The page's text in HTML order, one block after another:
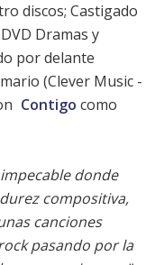
discos; Castigado
Dramas y
por delante
(Clever Music -
Contigo como
donde
compositiva,
canciones
pasando por la